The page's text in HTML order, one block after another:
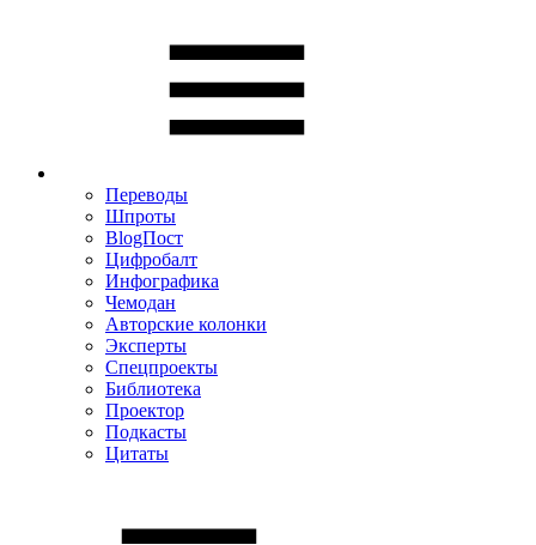
Переводы
Шпроты
BlogПост
Цифробалт
Инфографика
Чемодан
Авторские колонки
Эксперты
Спецпроекты
Библиотека
Проектор
Подкасты
Цитаты